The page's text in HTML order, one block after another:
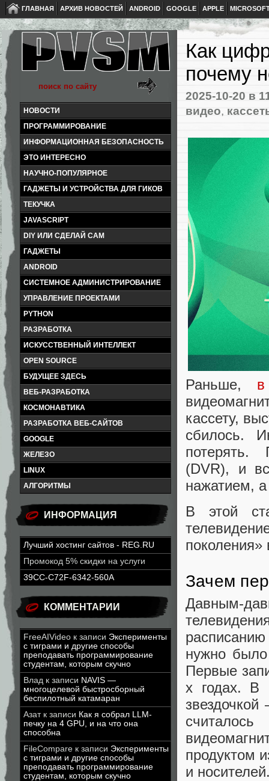
ГЛАВНАЯ АРХИВ НОВОСТЕЙ ANDROID GOOGLE APPLE
НОВОСТИ
ПРОГРАММИРОВАНИЕ
ИНФОРМАЦИОННАЯ БЕЗОПАСНОСТЬ
ЭТО ИНТЕРЕСНО
НАУЧНО-ПОПУЛЯРНОЕ
ГАДЖЕТЫ И УСТРОЙСТВА ДЛЯ ГИКОВ
ТЕКУЧКА
JAVASCRIPT
DIY ИЛИ СДЕЛАЙ САМ
ГАДЖЕТЫ
ANDROID
СИСТЕМНОЕ АДМИНИСТРИРОВАНИЕ
УПРАВЛЕНИЕ ПРОЕКТАМИ
PYTHON
РАЗРАБОТКА
ИСКУССТВЕННЫЙ ИНТЕЛЛЕКТ
OPEN SOURCE
БУДУЩЕЕ ЗДЕСЬ
ВЕБ-РАЗРАБОТКА
КОСМОНАВТИКА
РАЗРАБОТКА ВЕБ-САЙТОВ
GOOGLE
ЖЕЛЕЗО
LINUX
АЛГОРИТМЫ
ИНФОРМАЦИЯ
Лучший хостинг сайтов - REG.RU
Промокод 5% скидки на услуги
39CC-C72F-6342-560A
КОММЕНТАРИИ
FreeAIVideo к записи Эксперименты
с тиграми и другие способы
преподавать программирование
студентам, которым скучно
Влад к записи NAVIS —
многоцелевой быстросборный
беспилотный катамаран
Азатк записи Как я собрал LLM-
печку на 4 GPU, и на что она
способна
FileCompare к записи Эксперименты
с тиграми и другие способы
преподавать программирование
студентам, которым скучно
Как
почему
2025-10-20 в
видео,
Раньше,
кассету,
сбилось.
потерять.
(DVR), и
нажатием,
В этой
Зачем
Давным-
нужно
Первые
х годах. В
продуктом
и